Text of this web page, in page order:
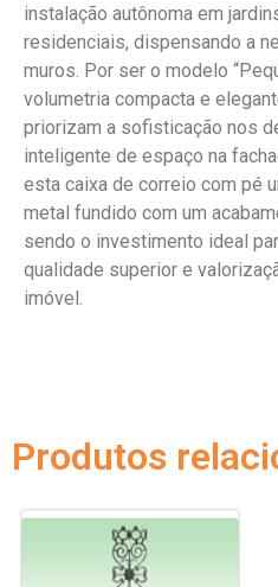
instalação autônoma em
residenciais, dispensando a
muros. Por ser o modelo
volumetria compacta e
priorizam a sofisticação nos
inteligente de espaço na
esta caixa de correio com pé
metal fundido com um
sendo o investimento ideal
qualidade superior e
imóvel.
Produtos